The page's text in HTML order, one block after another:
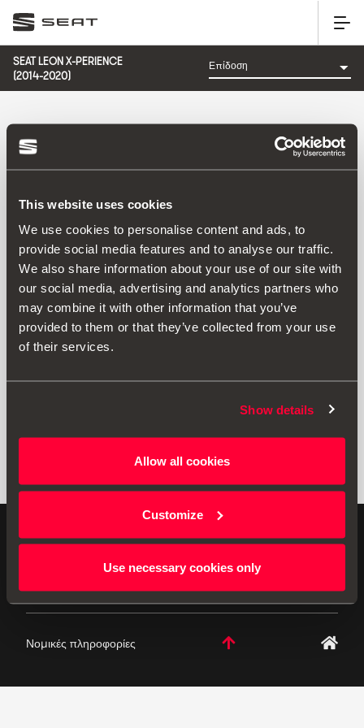
This website uses cookies
We use cookies to personalise content and ads, to
provide social media features and to analyse our traffic.
We also share information about your use of our site with
our social media, advertising and analytics partners who
may combine it with other information that you’ve
provided to them or that they’ve collected from your use
of their services.
Show details
Allow all cookies
Customize
Use necessary cookies only
SEAT LEON X-PERIENCE
(2014-2020)
Παράγγειλε μέσω:
Ημερομηνία λανσαρίσματος|A-Z|Z-A| Τιμή
ανταλλακτικού|Τιμή αξεσουάρ
No Results
ΚΑΤΗΓΟΡΊΑ: ΕΠΊΔΟΣΗ
Γνήσια Αξεσουάρ Η SEAT εφαρμόζει μια συνεχή
αναπτυξιακή πολιτική στα προϊόντα της και διατηρεί το
Νομικές πληροφορίες